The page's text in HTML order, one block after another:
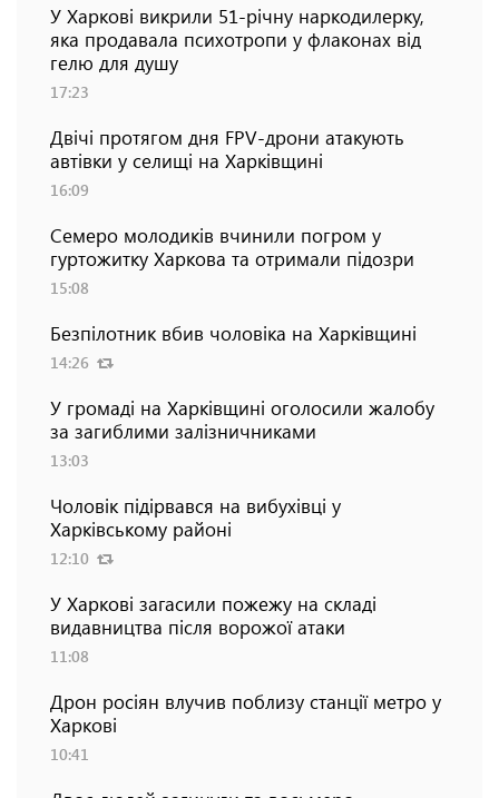
У Харкові викрили 51-річну наркодилерку,
яка продавала психотропи у флаконах від
гелю для душу
17:23
Двічі протягом дня FPV-дрони атакують
автівки у селищі на Харківщині
16:09
Семеро молодиків вчинили погром у
гуртожитку Харкова та отримали підозри
15:08
Безпілотник вбив чоловіка на Харківщині
14:26
У громаді на Харківщині оголосили жалобу
за загиблими залізничниками
13:03
Чоловік підірвався на вибухівці у
Харківському районі
12:10
У Харкові загасили пожежу на складі
видавництва після ворожої атаки
11:08
Дрон росіян влучив поблизу станції метро у
Харкові
10:41